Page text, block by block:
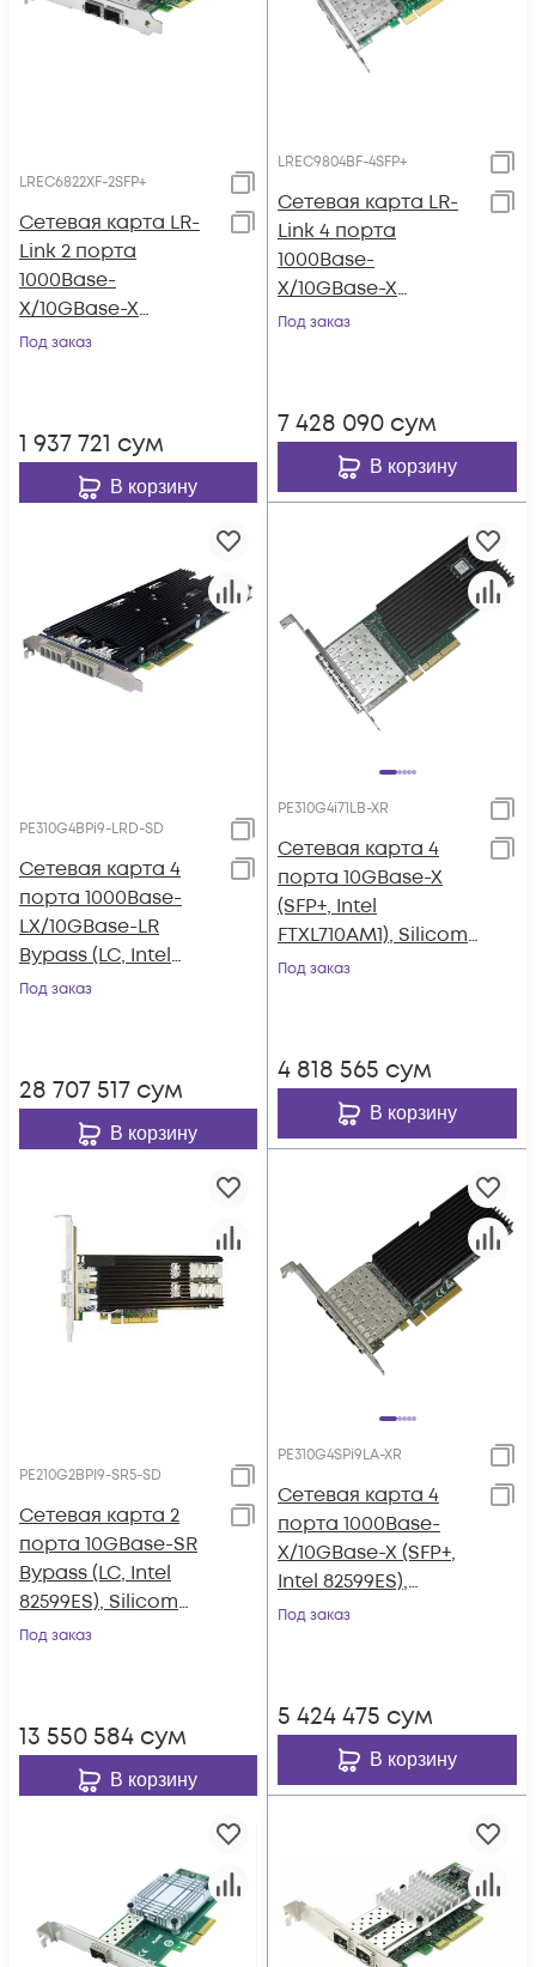
LREC6822XF-2SFP+
Сетевая карта LR-
Link 2 порта
1000Base-
X/10GBase-X
LREC6822XF-2SFP+
Под заказ
1 937 721 сум
В корзину
LREC9804BF-4SFP+
Сетевая карта LR-
Link 4 порта
1000Base-
X/10GBase-X
LREC9804BF-4SFP+
Под заказ
7 428 090 сум
В корзину
PE310G4BPi9-LRD-SD
Сетевая карта 4
порта 1000Base-
LX/10GBase-LR
Bypass (LC, Intel
82599ES), Silicom
Под заказ
28 707 517 сум
В корзину
PE310G4i71LB-XR
Сетевая карта 4
порта 10GBase-X
(SFP+, Intel
FTXL710AM1), Silicom
PE310G4i71LB-XR
Под заказ
4 818 565 сум
В корзину
PE210G2BPI9-SR5-SD
Сетевая карта 2
порта 10GBase-SR
Bypass (LC, Intel
82599ES), Silicom
PE210G2BPI9-SR5-SD
Под заказ
13 550 584 сум
В корзину
PE310G4SPi9LA-XR
Сетевая карта 4
порта 1000Base-
X/10GBase-X (SFP+,
Intel 82599ES),
Silicom
Под заказ
5 424 475 сум
В корзину